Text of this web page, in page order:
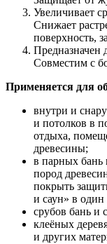
Увеличивает
Снижает
поверхность,
Предназначен
Совместим с
Применяется для
внутри и
и потолков в
отдыха,
древесины;
в парных бань
пород
покрыть
и саун» в один
срубов бань и
клеёных
и других